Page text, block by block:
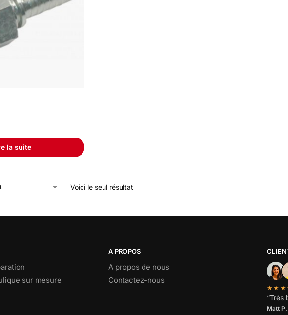
la suite
Voici le seul résultat
sur mesure
A PROPOS
A propos de nous
Contactez-nous
“Très
Matt P.